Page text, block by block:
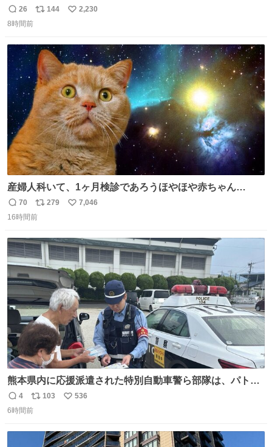
本郵政 @JapanPostHD_PR
返
信
26
リ
ト
数
144
い
数
2,230
8時間前
産婦人科いて、1ヶ月検診であろうほやほや赤ちゃん👩‍🍼
と推定2,3歳の女の子👧🏻をワンオペで連れてるママがいる
のだけども 女の子ずっとママの側から離れない…⁉️ 手を繋
たいにﾄﾃﾄﾃついてってるし逃走しないし脱走しないし逃げ
ないし走ら文字数
返
信
70
リ
ポ
ト
数
279
い
数
7,046
16時間前
熊本県内に応援派遣された特別自動車警ら部隊は、パトロ
ールを通じて車中泊者への声掛けも行っています。写真
は、福岡県警察の特別自動車警ら部隊が八代警察署管内の
す。こまめな水分・塩分補給を行ってください。 #令和８
返
信
4
リ
ポ
103
い
数
536
6時間前